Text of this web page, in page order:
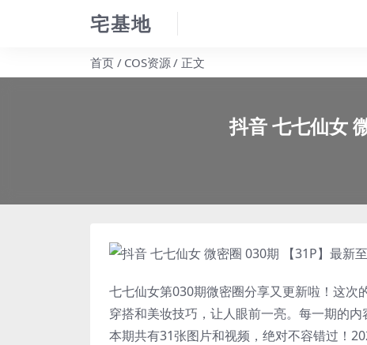
宅基地
首页 COS资源 正文
抖音 七七仙女
七七仙女第030期微密圈分享又更新啦！这次
穿搭和美妆技巧，让人眼前一亮。每一期的
本期共有31张图片和视频，绝对不容错过！